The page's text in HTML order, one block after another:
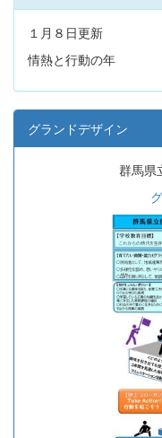
１月８日更新
情熱と行動の年
グランドデザイン
群馬県